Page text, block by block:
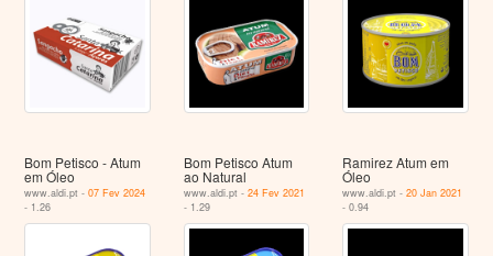
Bom Petisco - Atum
em Óleo
www.aldi.pt -07 Fev 2024
- 1.26
Bom Petisco Atum
ao Natural
www.aldi.pt - 24 Fev 2021
- 1.29
Ramirez Atum em
Óleo
www.aldi.pt -20 Jan 2021
- 0.94